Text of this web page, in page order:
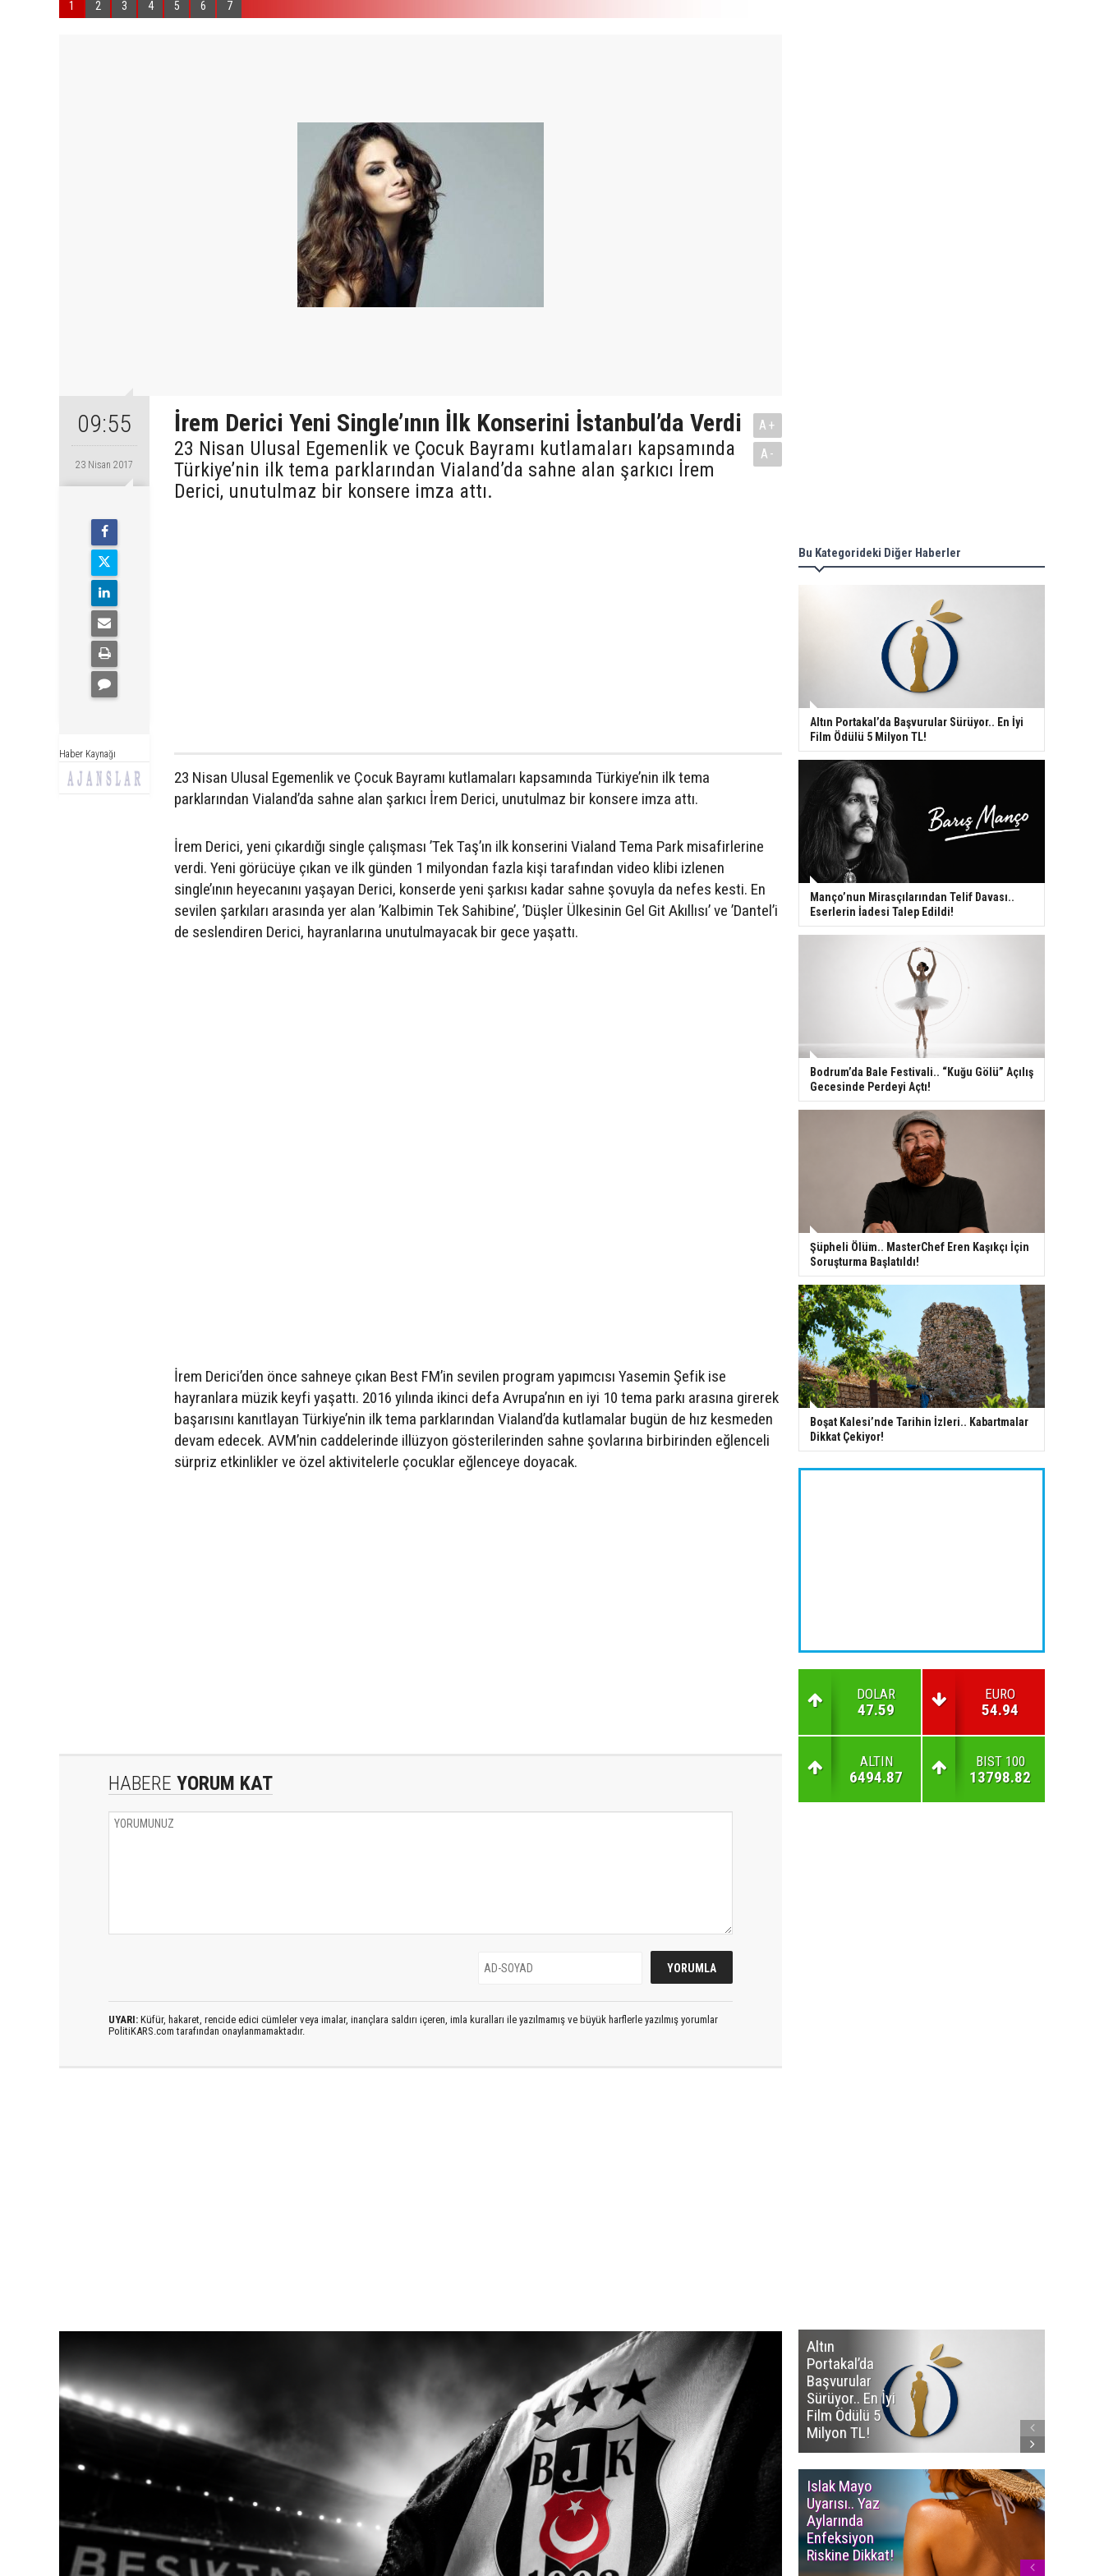
1 2 3 4 5 6 7
09:55
23 Nisan 2017
Haber Kaynağı
İrem Derici Yeni Single’ının İlk Konserini İstanbul’da Verdi
23 Nisan Ulusal Egemenlik ve Çocuk Bayramı kutlamaları kapsamında
Türkiye’nin ilk tema parklarından Vialand’da sahne alan şarkıcı İrem
Derici, unutulmaz bir konsere imza attı.
A+
A-
23 Nisan Ulusal Egemenlik ve Çocuk Bayramı kutlamaları kapsamında Türkiye’nin ilk tema
parklarından Vialand’da sahne alan şarkıcı İrem Derici, unutulmaz bir konsere imza attı.
İrem Derici, yeni çıkardığı single çalışması ’Tek Taş’ın ilk konserini Vialand Tema Park misafirlerine
verdi. Yeni görücüye çıkan ve ilk günden 1 milyondan fazla kişi tarafından video klibi izlenen
single’ının heyecanını yaşayan Derici, konserde yeni şarkısı kadar sahne şovuyla da nefes kesti. En
sevilen şarkıları arasında yer alan ’Kalbimin Tek Sahibine’, ’Düşler Ülkesinin Gel Git Akıllısı’ ve ’Dantel’i
de seslendiren Derici, hayranlarına unutulmayacak bir gece yaşattı.
İrem Derici’den önce sahneye çıkan Best FM’in sevilen program yapımcısı Yasemin Şefik ise
hayranlara müzik keyfi yaşattı. 2016 yılında ikinci defa Avrupa’nın en iyi 10 tema parkı arasına girerek
başarısını kanıtlayan Türkiye’nin ilk tema parklarından Vialand’da kutlamalar bugün de hız kesmeden
devam edecek. AVM’nin caddelerinde illüzyon gösterilerinden sahne şovlarına birbirinden eğlenceli
sürpriz etkinlikler ve özel aktivitelerle çocuklar eğlenceye doyacak.
HABERE YORUM KAT
UYARI: Küfür, hakaret, rencide edici cümleler veya imalar, inançlara saldırı içeren, imla kuralları ile yazılmamış ve büyük harflerle yazılmış yorumlar
PolitiKARS.com tarafından onaylanmamaktadır.
Bu Kategorideki Diğer Haberler
Altın Portakal’da Başvurular Sürüyor.. En İyi
Film Ödülü 5 Milyon TL!
Manço’nun Mirasçılarından Telif Davası..
Eserlerin İadesi Talep Edildi!
Bodrum’da Bale Festivali.. “Kuğu Gölü” Açılış
Gecesinde Perdeyi Açtı!
Şüpheli Ölüm.. MasterChef Eren Kaşıkçı İçin
Soruşturma Başlatıldı!
Boşat Kalesi’nde Tarihin İzleri.. Kabartmalar
Dikkat Çekiyor!
DOLAR
47.59
EURO
54.94
ALTIN
6494.87
BIST 100
13798.82
Altın
Portakal’da
Başvurular
Sürüyor.. En İyi
Film Ödülü 5
Milyon TL!
Islak Mayo
Uyarısı.. Yaz
Aylarında
Enfeksiyon
Riskine Dikkat!